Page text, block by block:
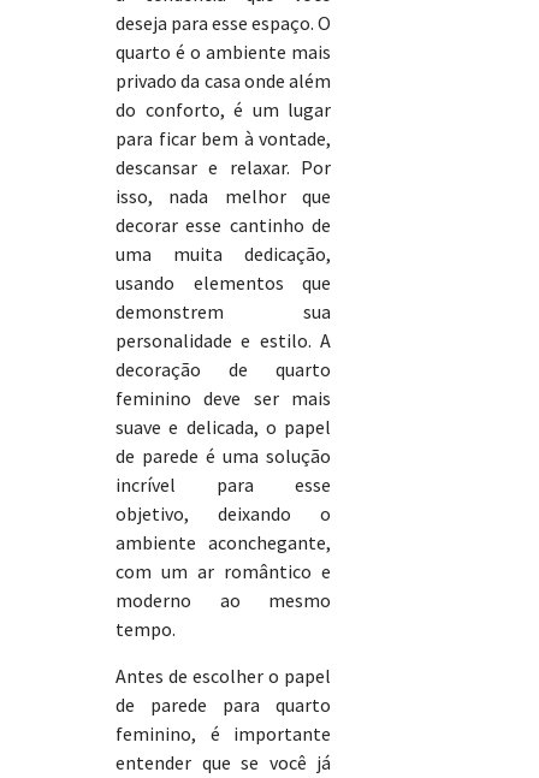
deseja para esse espaço. O
quarto é o ambiente mais
privado da casa onde além
do conforto, é um lugar
para ficar bem à vontade,
descansar e relaxar. Por
isso, nada melhor que
decorar esse cantinho de
uma muita dedicação,
usando elementos que
demonstrem sua
personalidade e estilo. A
decoração de quarto
feminino deve ser mais
suave e delicada, o papel
de parede é uma solução
incrível para esse
objetivo, deixando o
ambiente aconchegante,
com um ar romântico e
moderno ao mesmo
tempo.
Antes de escolher o papel
de parede para quarto
feminino, é importante
entender que se você já